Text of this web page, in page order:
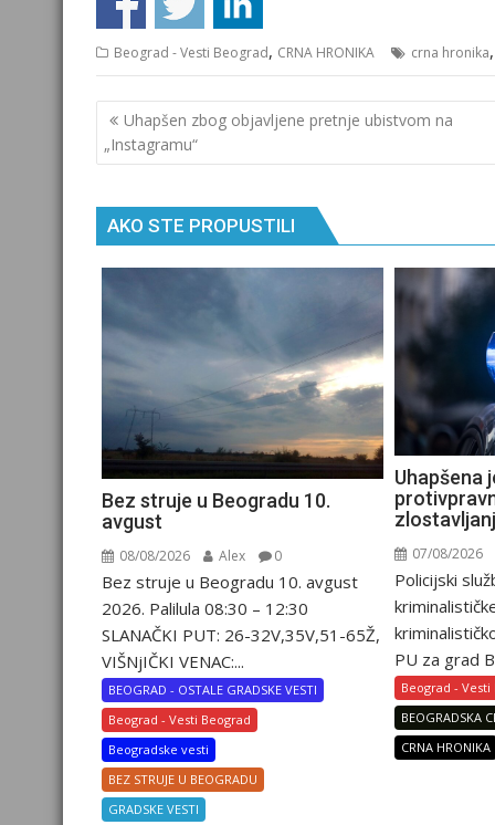
Beograd - Vesti Beograd, CRNA HRONIKA crna hronika,
Кретање
чланка
Uhapšen zbog objavljene pretnje ubistvom na
„Instagramu“
AKO STE PROPUSTILI
Bez struje u Beogradu 10.
avgust
08/08/2026 Alex 0
Bez struje u Beogradu 10. avgust
2026. Palilula 08:30 – 12:30
SLANAČKI PUT: 26-32V,35V,51-65Ž,
VIŠNjIČKI VENAC:...
BEOGRAD - OSTALE GRADSKE VESTI
Beograd - Vesti Beograd
Beogradske vesti
BEZ STRUJE U BEOGRADU
GRADSKE VESTI
Uhapšena
07/08/2026
Policijski
PU za grad
Beograd - Vesti
BEOGRADSKA
CRNA HRONIKA